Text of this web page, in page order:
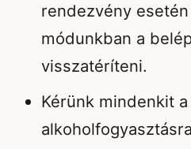
rendezvény
módunkban a
visszatéríteni.
Kérünk mindenkit